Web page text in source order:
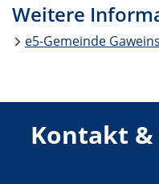
Weitere
e5-Gemeinde
Kontakt